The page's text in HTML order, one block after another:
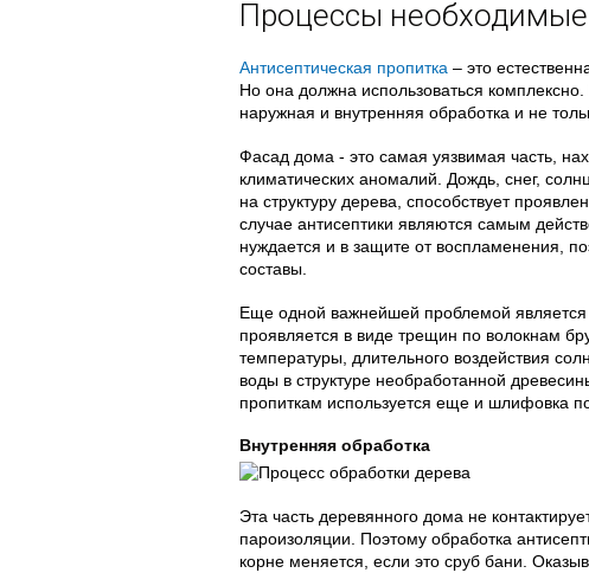
Процессы
Антисептическая пропитка – это
Но она должна использоваться
наружная и внутренняя обработка и не
Фасад дома - это самая уязвимая часть,
климатических аномалий. Дождь, снег,
на структуру дерева, способствует
случае антисептики являются самым
нуждается и в защите от воспламенения,
составы.
Еще одной важнейшей проблемой является
проявляется в виде трещин по волокнам
температуры, длительного воздействия
воды в структуре необработанной
пропиткам используется еще и шлифовка
Внутренняя обработка
Эта часть деревянного дома не
пароизоляции. Поэтому обработка
корне меняется, если это сруб бани.